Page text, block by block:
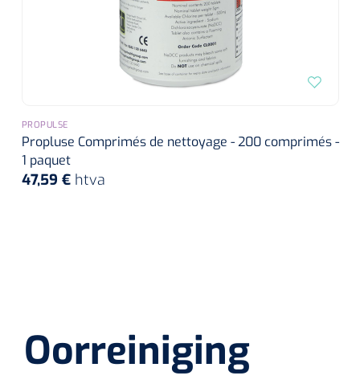
PROPULSE
Propluse Comprimés de nettoyage - 200 comprimés -
1 paquet
47,59 € htva
Oorreiniging